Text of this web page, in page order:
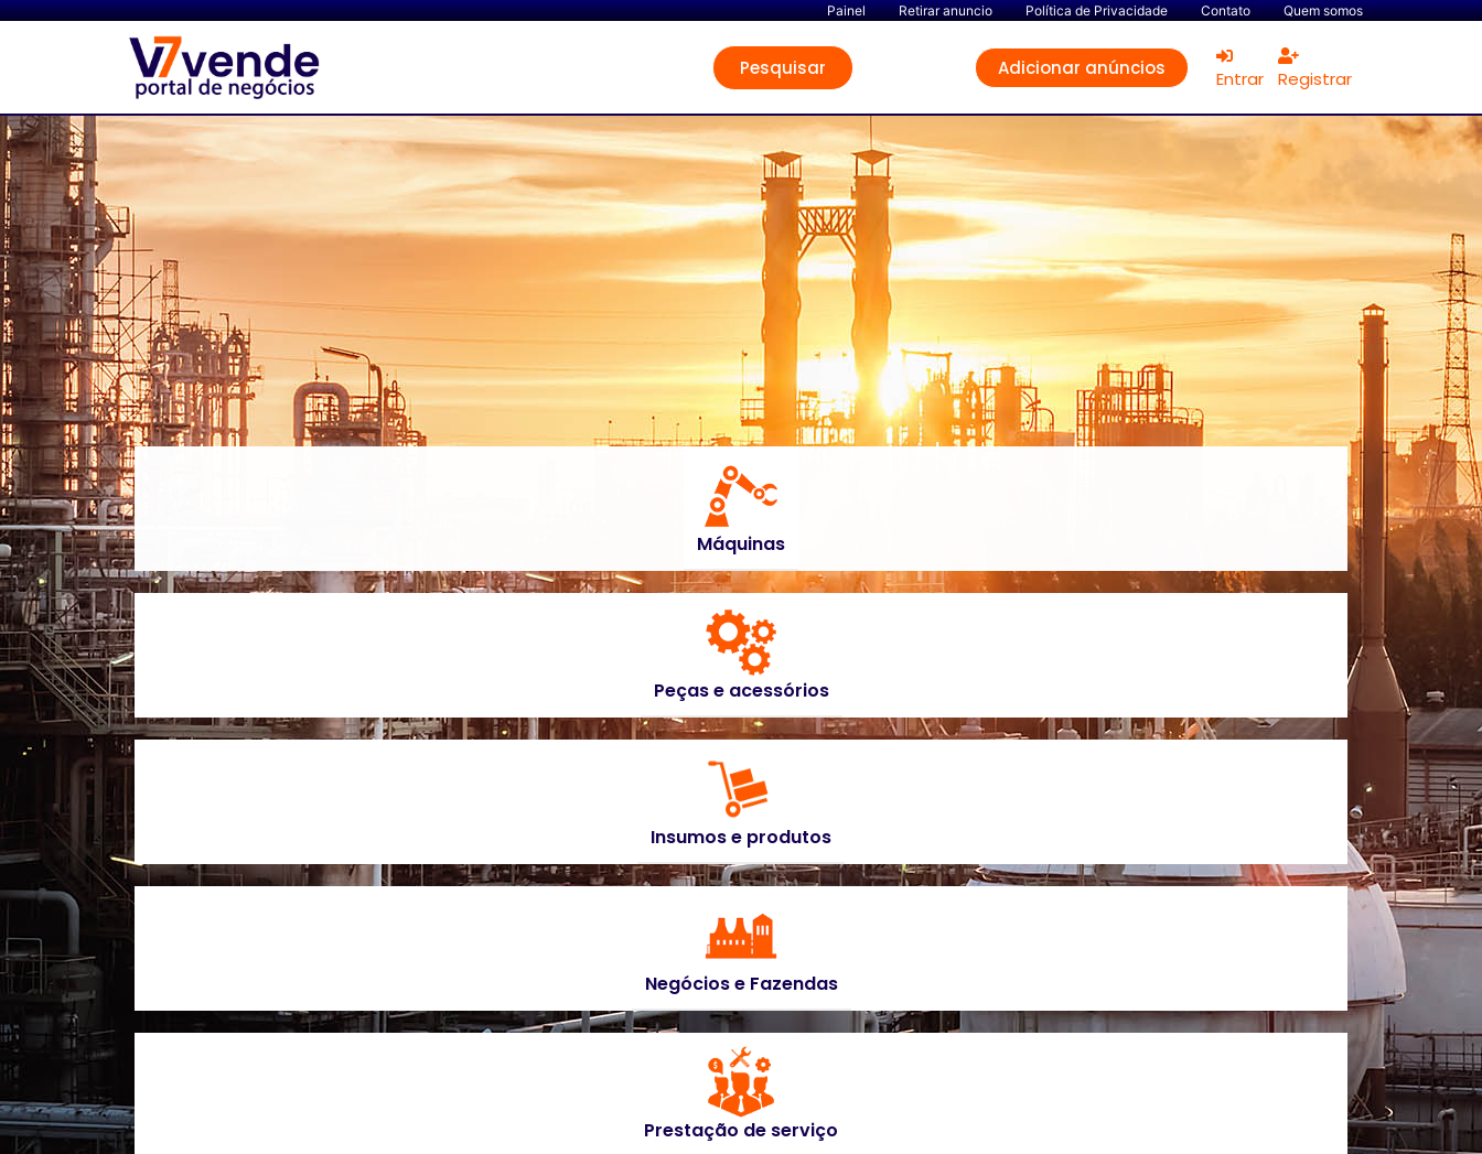
Painel Retirar anuncio Política de Privacidade Contato Quem somos
Pesquisar Adicionar anúncios Entrar Registrar
Máquinas
Peças e acessórios
Insumos e produtos
Negócios e Fazendas
Prestação de serviço